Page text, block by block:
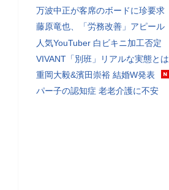
万波中正が客席のボードに珍要求
藤原竜也、「労務改善」アピール
人気YouTuber 白ビキニ加工否定
VIVANT「別班」リアルな実態とは
重岡大毅&濱田崇裕 結婚W発表
パー子の認知症 老老介護に不安